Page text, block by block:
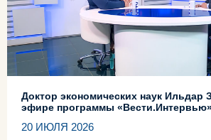
Доктор экономических наук Ильдар
эфире программы
20 ИЮЛЯ 2026